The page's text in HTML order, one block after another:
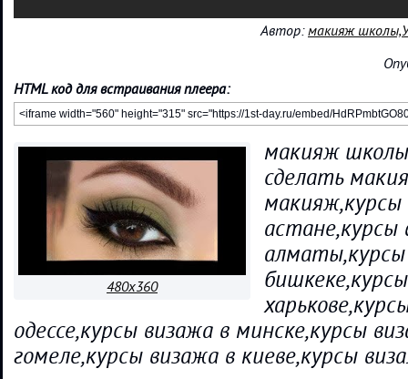
Автор:макияж
HTML код для встраивания плеера:
480x360
макияж
сделать
макияж,курсы
астане,курсы
одессе,курсы визажа в минске,курсы
гомеле,курсы визажа в киеве,курсы